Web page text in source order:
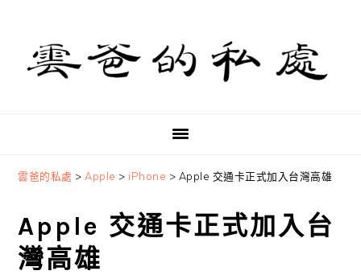
primary
navigation
content
primary
sidebar
雲爸的私處 > Apple > iPhone > Apple 交通卡正式加入台灣高雄
Apple 交通卡正式加入台
灣高雄